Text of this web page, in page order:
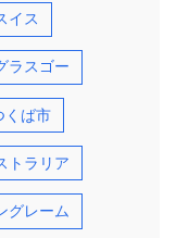
イス
ラスゴー
くば市
トラリア
グレーム